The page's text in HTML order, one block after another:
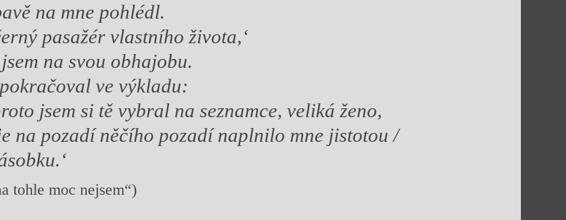
na mne pohlédl.
pasažér vlastního života,‘
na svou obhajobu.
ve výkladu:
jsem si tě vybral na seznamce, veliká ženo,
na pozadí něčího pozadí naplnilo mne jistotou /
tohle moc nejsem“)